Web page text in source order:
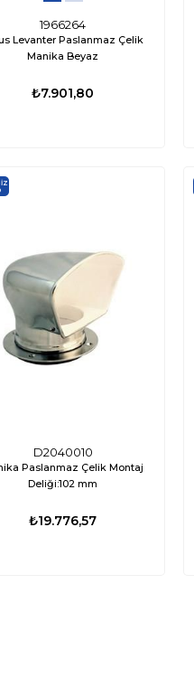
1966264
Levanter Paslanmaz Çelik
Manika Beyaz
₺7.901,80
D2040010
Paslanmaz Çelik Montaj
Deliği:102 mm
₺19.776,57